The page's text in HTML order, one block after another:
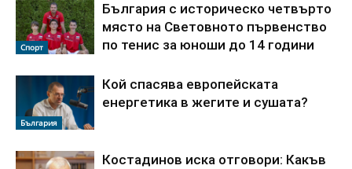
Спорт
България с историческо четвърто
място на Световното първенство
по тенис за юноши до 14 години
България
Кой спасява европейската
енергетика в жегите и сушата?
Костадинов иска отговори: Какъв